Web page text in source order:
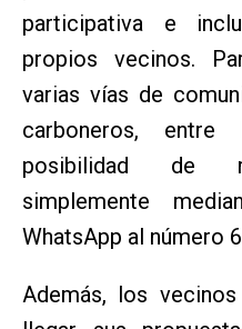
participativa e
propios vecinos.
varias vías de
carboneros,
posibilidad de
simplemente
WhatsApp al número
Además, los